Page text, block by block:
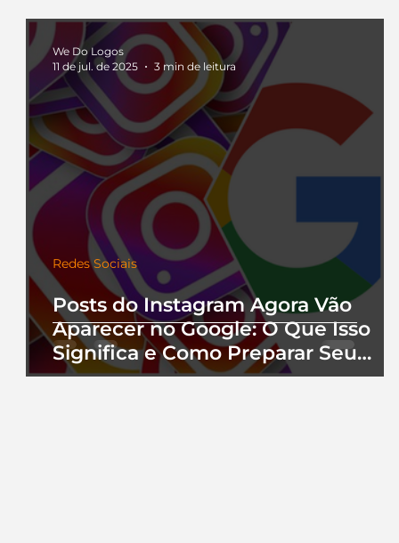
Posts do Instagram Agora Vão
Aparecer no Google: O Que Isso
Significa e Como Preparar Seu
Perfil
Redes Sociais
We Do Logos
11 de jul. de 2025
3 min de leitura